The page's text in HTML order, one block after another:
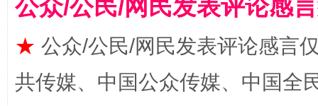
公众/公民/网民发表评论感
★ 公众/公民/网民发表评论感言
共传媒、中国公众传媒、中国全